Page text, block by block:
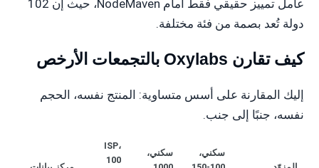
عامل تمييز حقيقي فقط أمام NodeMaven، حيث إن 102
دولة تُعد بصمة من فئة مختلفة.
كيف تقارن Oxylabs بالتجمعات الأرخص
إليك المقارنة على أسس متساوية: المنتج نفسه، الحجم
نفسه، جنبًا إلى جنب.
سكني،
سكني،
ISP،
100